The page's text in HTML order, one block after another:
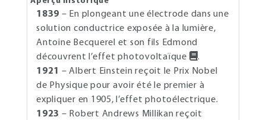
1839 – En plongeant une électrode dans une
solution conductrice exposée à la lumière,
Antoine Becquerel et son fils Edmond
découvrent l’effet photovoltaïque
.
1921
– Albert Einstein reçoit le Prix Nobel
de Physique pour avoir été le premier à
expliquer en 1905, l’effet photoélectrique.
1923 – Robert Andrews Millikan reçoit